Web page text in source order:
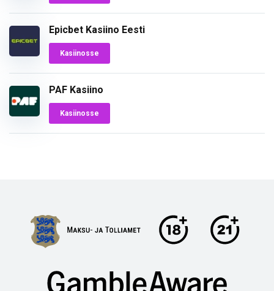
Epicbet Kasiino Eesti
Kasiinosse
PAF Kasiino
Kasiinosse